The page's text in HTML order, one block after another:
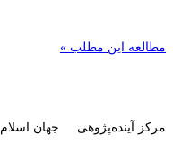
مطالعه این مطلب »
مرکز آینده‌پژوهی جهان اسلام